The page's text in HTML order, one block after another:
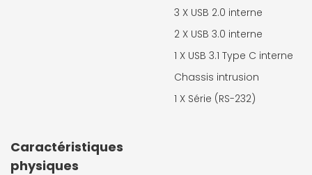
3 X USB 2.0 interne
2 X USB 3.0 interne
1 X USB 3.1 Type C interne
Chassis intrusion
1 X Série (RS-232)
Caractéristiques
physiques